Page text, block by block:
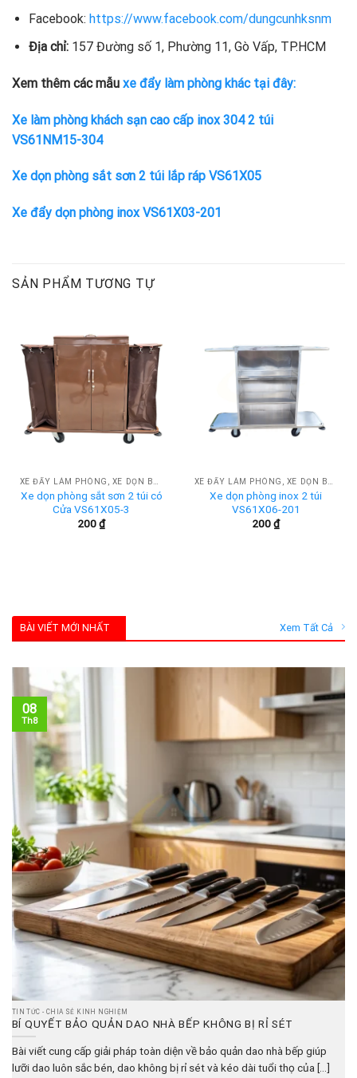
Facebook: https://www.facebook.com/dungcunhksnm
Địa chỉ:157 Đường số 1, Phường 11, Gò Vấp, TP.HCM
Xem thêm các mẫu xe đẩy làm phòng khác tại đây:
Xe làm phòng khách sạn cao cấp inox 304 2 túi
VS61NM15-304
Xe dọn phòng sắt sơn 2 túi lắp ráp VS61X05
Xe đẩy dọn phòng inox VS61X03-201
SẢN PHẨM TƯƠNG TỰ
Xe dọn phòng sắt sơn 2 túi có
Cửa VS61X05-3
200₫
Xe dọn phòng inox 2 túi
VS61X06-201
200₫
BÀI VIẾT MỚI NHẤT Xem Tất Cả
TIN TỨC - CHIA SẺ KINH NGHIỆM
BÍ QUYẾT BẢO QUẢN DAO NHÀ BẾP KHÔNG BỊ RỈ SÉT
Bài viết cung cấp giải pháp toàn diện về bảo quản dao nhà bếp giúp
lưỡi dao luôn sắc bén, dao không bị rỉ sét và kéo dài tuổi thọ của [...]
08
Th8